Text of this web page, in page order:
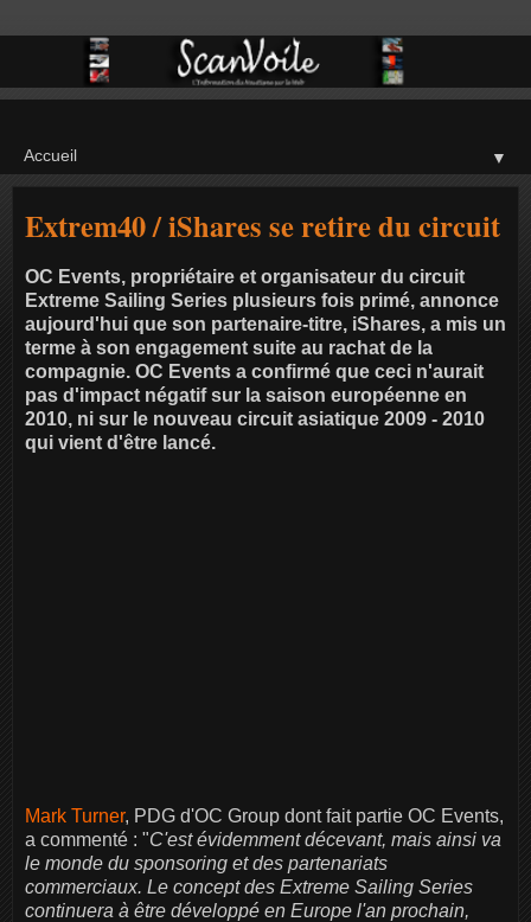
▼
Extrem40 / iShares se retire du circuit
OC Events, propriétaire et organisateur du circuit
Extreme Sailing Series plusieurs fois primé, annonce
aujourd'hui que son partenaire-titre, iShares, a mis un
terme à son engagement suite au rachat de la
compagnie. OC Events a confirmé que ceci n'aurait
pas d'impact négatif sur la saison européenne en
2010, ni sur le nouveau circuit asiatique 2009 - 2010
qui vient d'être lancé.
Mark Turner, PDG d'OC Group dont fait partie OC Events,
a commenté : "C'est évidemment décevant, mais ainsi va
le monde du sponsoring et des partenariats
commerciaux. Le concept des Extreme Sailing Series
continuera à être développé en Europe l'an prochain,